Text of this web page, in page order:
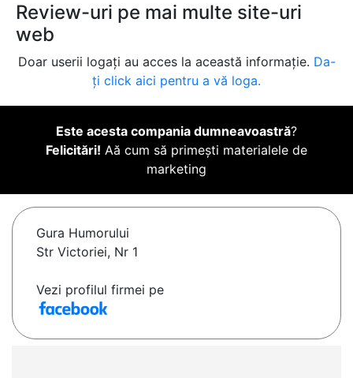
Review-uri pe mai multe site-uri
web
Doar userii logați au acces la această informație. Da-
ți click aici pentru a vă loga.
Este acesta compania dumneavoastră?
Felicitări! Aă cum să primești materialele de
marketing
Gura Humorului
Str Victoriei, Nr 1
Vezi profilul firmei pe